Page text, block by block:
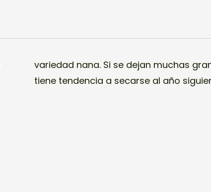
variedad nana. Si se dejan muchas
tiene tendencia a secarse al año